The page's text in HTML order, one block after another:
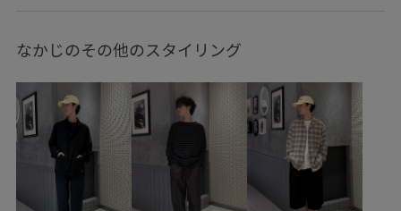
ウェーブ ブルべ冬
パンツ シューズ スニーカー BFA36000
GKM16910 GMG06170 GMS06250 2025_49W_BO
2025_52W_BO homme_ex_2026
なかじのその他のスタイリング